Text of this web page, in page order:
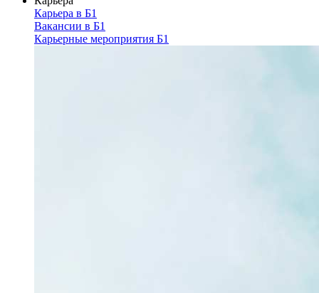
Карьера в Б1
Вакансии в Б1
Карьерные мероприятия Б1